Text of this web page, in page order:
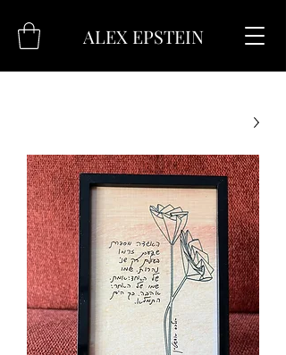
ALEX EPSTEIN